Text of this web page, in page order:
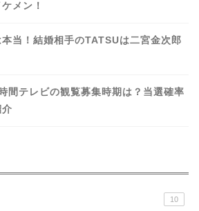
メン！
当！結婚相手のTATSUは二宮金次郎
間テレビの観覧募集時期は？当選確率
10